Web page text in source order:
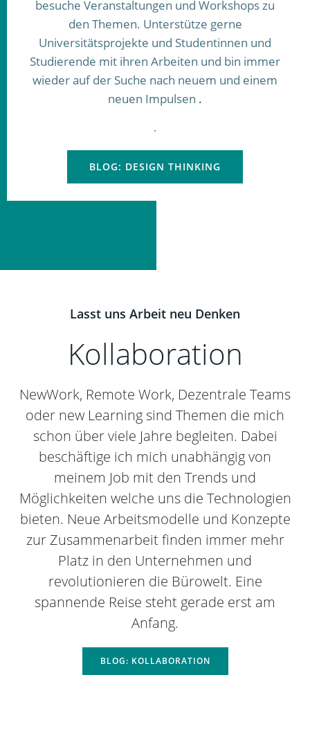
besuche Veranstaltungen und Workshops zu
den Themen. Unterstütze gerne
Universitätsprojekte und Studentinnen und
Studierende mit ihren Arbeiten und bin immer
wieder auf der Suche nach neuem und einem
neuen Impulsen .
.
BLOG: DESIGN THINKING
Lasst uns Arbeit neu Denken
Kollaboration
NewWork, Remote Work, Dezentrale Teams
oder new Learning sind Themen die mich
schon über viele Jahre begleiten. Dabei
beschäftige ich mich unabhängig von
meinem Job mit den Trends und
Möglichkeiten welche uns die Technologien
bieten. Neue Arbeitsmodelle und Konzepte
zur Zusammenarbeit finden immer mehr
Platz in den Unternehmen und
revolutionieren die Bürowelt. Eine
spannende Reise steht gerade erst am
Anfang.
BLOG: KOLLABORATION